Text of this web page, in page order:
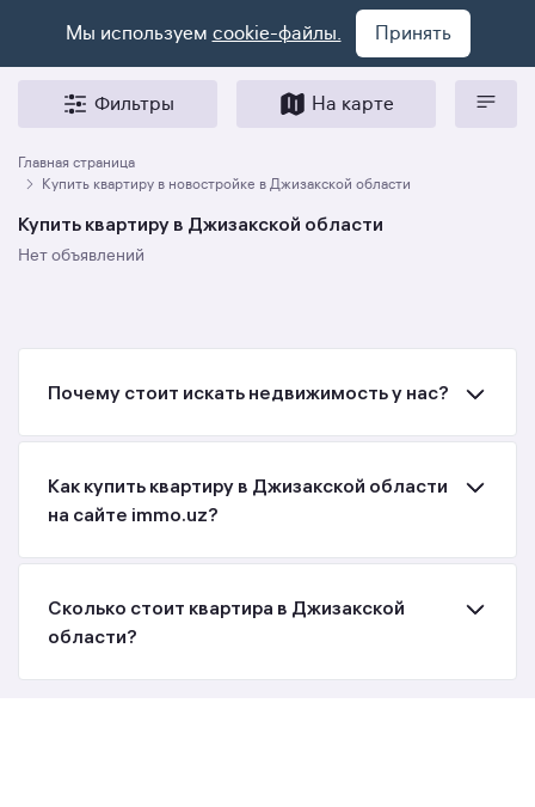
Мы используем cookie-файлы. Принять
Фильтры На карте
Главная страница
Купить квартиру в новостройке в Джизакской области
Купить квартиру в Джизакской области
Нет объявлений
Почему стоит искать недвижимость у нас?
Как купить квартиру в Джизакской области
на сайте immo.uz?
Сколько стоит квартира в Джизакской
области?